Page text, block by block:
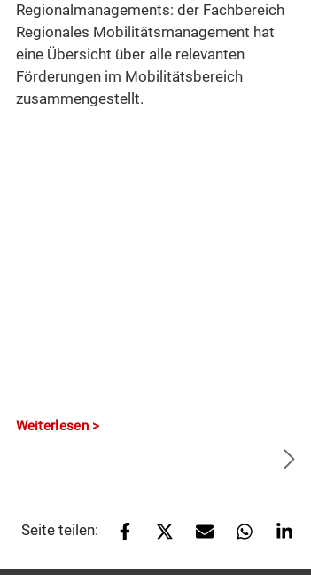
Regionalmanagements: der Fachbereich
Regionales Mobilitätsmanagement hat
eine Übersicht über alle relevanten
Förderungen im Mobilitätsbereich
zusammengestellt.
Weiterlesen
Seite teilen: